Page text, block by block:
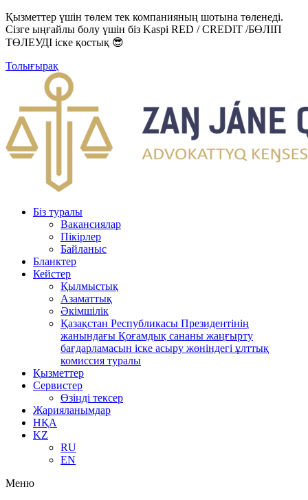
Қызметтер үшін төлем тек компанияның шотына төленеді.
Сізге ыңғайлы болу үшін біз Kaspi RED / CREDIT /БӨЛІП
ТӨЛЕУДІ іске қостық 😎
Толығырақ
Біз туралы
Вакансиялар
Пікірлер
Байланыс
Бланктер
Кейстер
Қылмыстық
Азаматтық
Әкімшілік
Қазақстан Республикасы Президентінің
жанындағы Қоғамдық сананы жаңғырту
бағдарламасын іске асыру жөніндегі ұлттық
комиссия туралы
Қызметтер
Сервистер
Өзіңді тексер
Жарияланымдар
НҚА
KZ
RU
EN
Меню